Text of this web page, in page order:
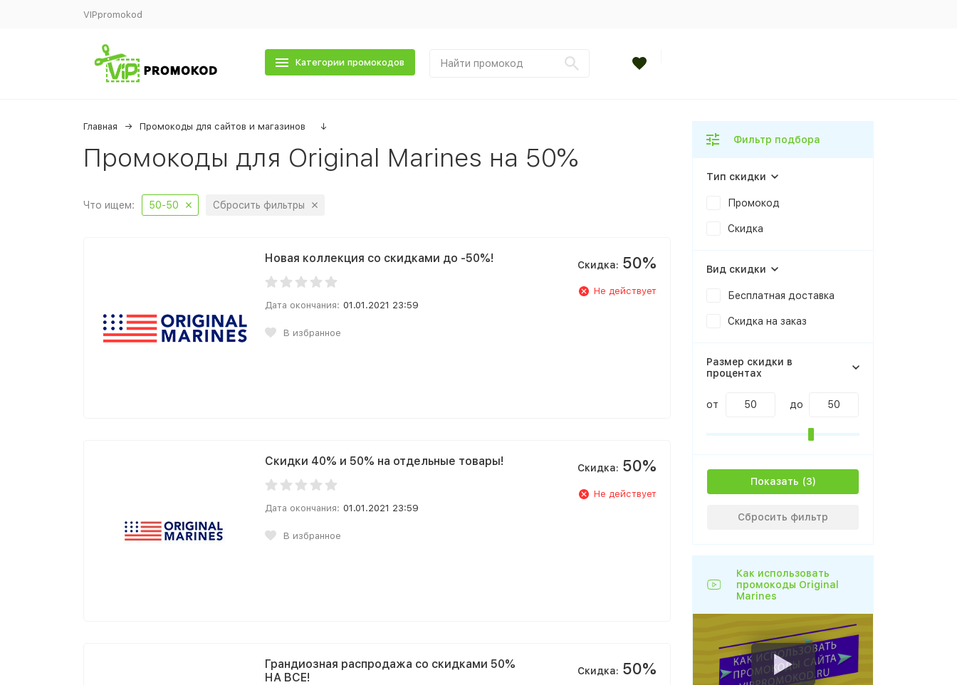
VIPpromokod
Категории промокодов
Главная Промокоды для сайтов и магазинов ↓
Промокоды для Original Marines на 50%
Что ищем: 50-50 Сбросить фильтры
Новая коллекция со скидками до -50%!
Дата окончания: 01.01.2021 23:59
В избранное
Скидка: 50%
Не действует
Скидки 40% и 50% на отдельные товары!
Дата окончания: 01.01.2021 23:59
В избранное
Скидка: 50%
Не действует
Грандиозная распродажа со скидками 50%
НА ВСЕ!
Скидка: 50%
Фильтр подбора
Тип скидки
Промокод
Скидка
Вид скидки
Бесплатная доставка
Скидка на заказ
Размер скидки в
процентах
от до
Показать
Сбросить фильтр
Как использовать
промокоды Original
Marines